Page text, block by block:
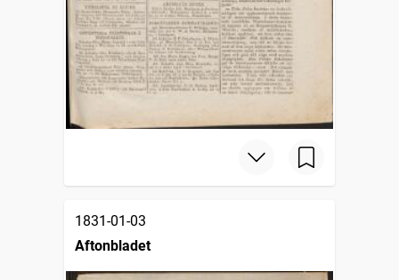
1831-01-03
Aftonbladet